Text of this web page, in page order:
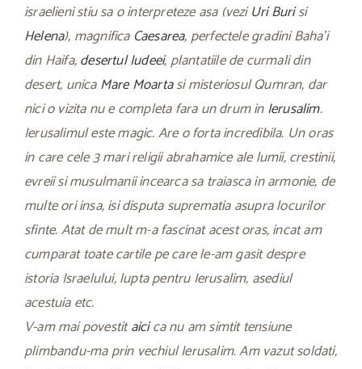
israelieni stiu sa o interpreteze asa (veziUri Burisi
Helena), magnifica Caesarea, perfectele gradini Baha’i
din Haifa,desertul Iudeei, plantatiile de curmali din
desert, unicaMare Moartasi misteriosul Qumran, dar
nici o vizita nu e completa fara un drum inIerusalim.
Ierusalimul este magic. Are o forta incredibila. Un oras
in care cele 3 mari religii abrahamice ale lumii, crestinii,
evreii si musulmanii incearca sa traiasca in armonie, de
multe ori insa, isi disputa suprematia asupra locurilor
sfinte. Atat de mult m-a fascinat acest oras, incat am
cumparat toate cartile pe care le-am gasit despre
istoria Israelului, lupta pentru Ierusalim, asediul
acestuia etc.
V-am mai povestitaicica nu am simtit tensiune
plimbandu-ma prin vechiul Ierusalim. Am vazut soldati,